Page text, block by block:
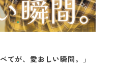
てが、愛おしい瞬間。」